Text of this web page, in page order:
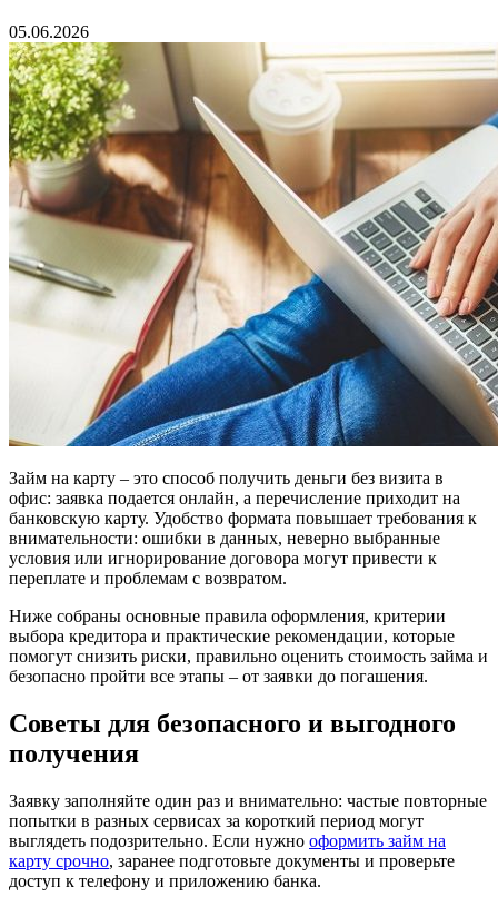
05.06.2026
Займ на карту – это способ получить деньги без визита в
офис: заявка подается онлайн, а перечисление приходит на
банковскую карту. Удобство формата повышает требования к
внимательности: ошибки в данных, неверно выбранные
условия или игнорирование договора могут привести к
переплате и проблемам с возвратом.
Ниже собраны основные правила оформления, критерии
выбора кредитора и практические рекомендации, которые
помогут снизить риски, правильно оценить стоимость займа и
безопасно пройти все этапы – от заявки до погашения.
Советы для безопасного и выгодного
получения
Заявку заполняйте один раз и внимательно: частые повторные
попытки в разных сервисах за короткий период могут
выглядеть подозрительно. Если нужно оформить займ на
карту срочно, заранее подготовьте документы и проверьте
доступ к телефону и приложению банка.